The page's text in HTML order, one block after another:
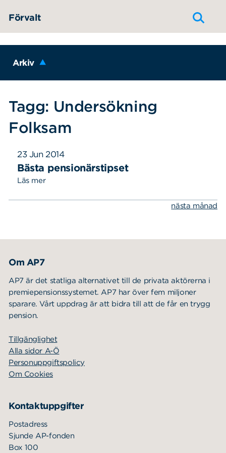
Förvalt
Arkiv
Tagg: Undersökning
Folksam
23 Jun 2014
Bästa pensionärstipset
Läs mer
nästa månad
Om AP7
AP7 är det statliga alternativet till de privata aktörerna i
premiepensionssystemet. AP7 har över fem miljoner
sparare. Vårt uppdrag är att bidra till att de får en trygg
pension.
Tillgänglighet
Alla sidor A-Ö
Personuppgiftspolicy
Om Cookies
Kontaktuppgifter
Postadress
Sjunde AP-fonden
Box 100